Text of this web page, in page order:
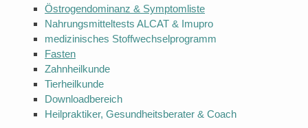
Östrogendominanz & Symptomliste
Nahrungsmitteltests ALCAT & Imupro
medizinisches Stoffwechselprogramm
Fasten
Zahnheilkunde
Tierheilkunde
Downloadbereich
Heilpraktiker, Gesundheitsberater & Coach